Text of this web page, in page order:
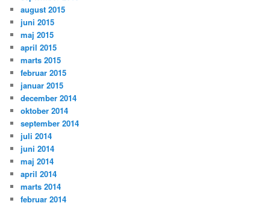
august 2015
juni 2015
maj 2015
april 2015
marts 2015
februar 2015
januar 2015
december 2014
oktober 2014
september 2014
juli 2014
juni 2014
maj 2014
april 2014
marts 2014
februar 2014